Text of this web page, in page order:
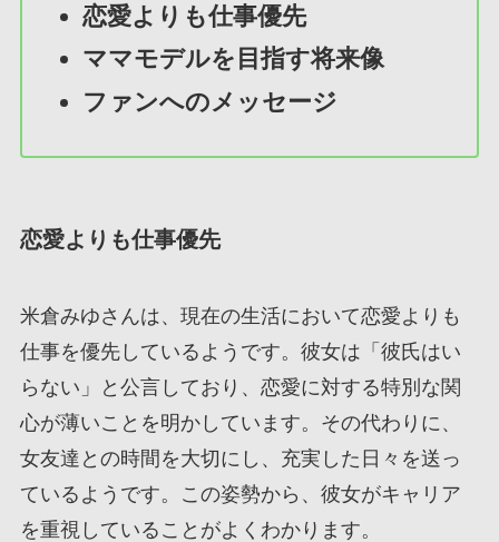
恋愛よりも仕事優先
ママモデルを目指す将来像
ファンへのメッセージ
恋愛よりも仕事優先
米倉みゆさんは、現在の生活において恋愛よりも
仕事を優先しているようです。彼女は「彼氏はい
らない」と公言しており、恋愛に対する特別な関
心が薄いことを明かしています。その代わりに、
女友達との時間を大切にし、充実した日々を送っ
ているようです。この姿勢から、彼女がキャリア
を重視していることがよくわかります。